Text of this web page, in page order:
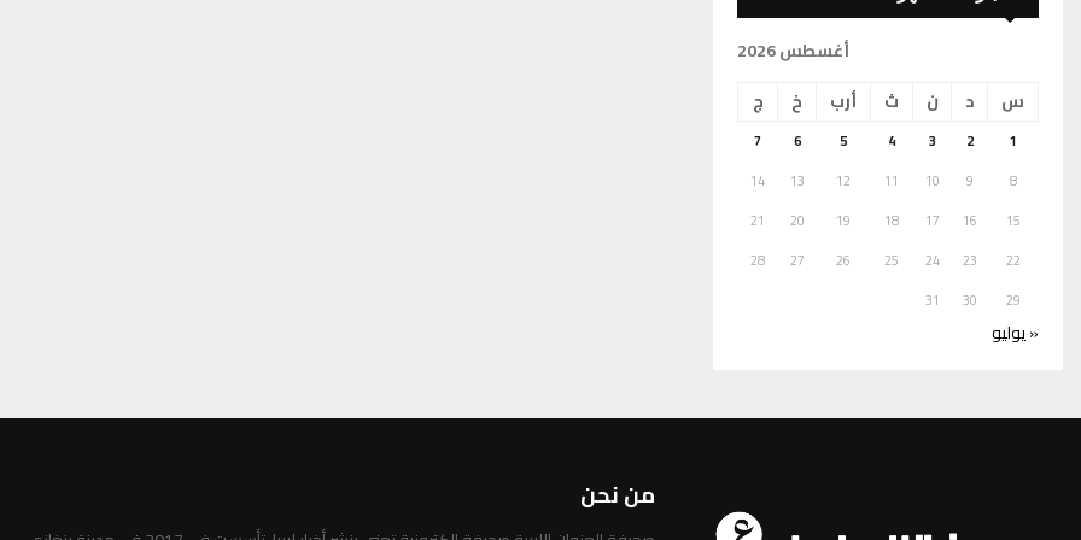
أغسطس 2026
س
د ن ث أرب خ ج
1
2
3
4
5
6
7
8
9
10
11
12
13
14
15
16
17
18
19
20
21
22
23
24
25
26
27
28
29
30
31
« يوليو
من نحن